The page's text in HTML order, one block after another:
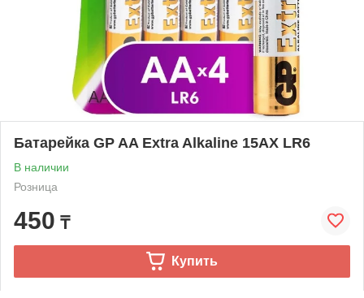
Батарейка GP AA Extra Alkaline 15AX LR6
В наличии
Розница
450 ₸
Купить